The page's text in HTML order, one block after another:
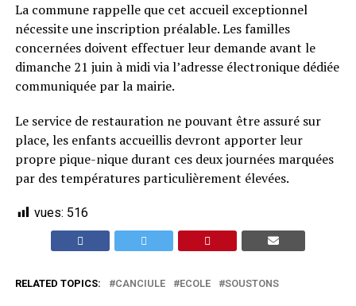
La commune rappelle que cet accueil exceptionnel
nécessite une inscription préalable. Les familles
concernées doivent effectuer leur demande avant le
dimanche 21 juin à midi via l’adresse électronique dédiée
communiquée par la mairie.
Le service de restauration ne pouvant être assuré sur
place, les enfants accueillis devront apporter leur
propre pique-nique durant ces deux journées marquées
par des températures particulièrement élevées.
vues: 516
RELATED TOPICS: CANCIULE ECOLE SOUSTONS